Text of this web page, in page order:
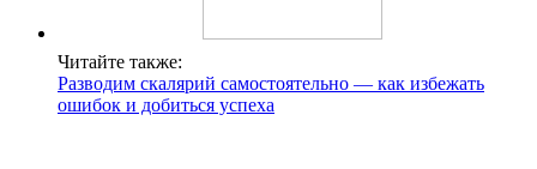
Читайте также:
Разводим скалярий самостоятельно — как избежать
ошибок и добиться успеха